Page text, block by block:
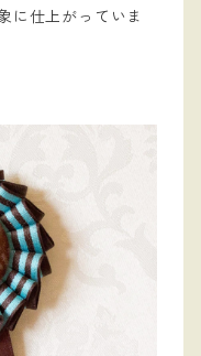
に仕上がっていま